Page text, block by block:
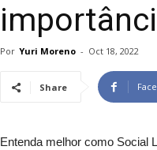
Por Yuri Moreno - Oct 18, 2022
Share
Entenda melhor como Social